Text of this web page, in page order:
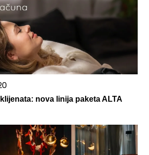
nova linija paketa ALTA